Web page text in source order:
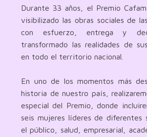
Durante 33 años, el Premio
visibilizado las obras sociales de
con esfuerzo, entrega y
transformado las realidades de
en todo el territorio nacional.
En uno de los momentos más
historia de nuestro país,
especial del Premio, donde
seis mujeres líderes de diferentes
el público, salud, empresarial,